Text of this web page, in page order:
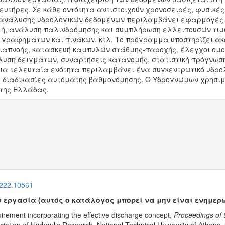
Σε κάθε οντότητα αντιστοιχούν χρονοσειρές,
ανάλυσης υδρολογικών δεδομένων περιλαμβάνει
ανάλυση παλινδρόμησης και συμπλήρωση ελλειπουσών
και πινάκων, κτλ. Το πρόγραμμα υποστηρίζει
κατασκευή καμπυλών στάθμης-παροχής, έλεγχοι
δειγμάτων, συναρτήσεις κατανομής, στατιστική
τελευταία ενότητα περιλαμβάνει ένα συγκεντρωτικό
αυτόματης βαθμονόμησης. Ο Υδρογνώμων
Ελλάδας.
(αυτός ο κατάλογος μπορεί να μην είναι
incorporating the effective discharge concept, Proceedings of